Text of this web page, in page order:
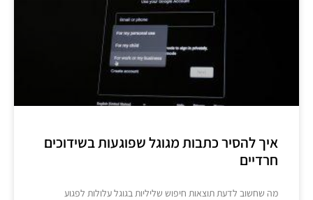
איך להסיר כתבות מגוגל שפוגעות בשידוכים
חרדיים
מה שחשוב לדעת תוצאות חיפוש שליליות בגוגל עלולות לפגוע